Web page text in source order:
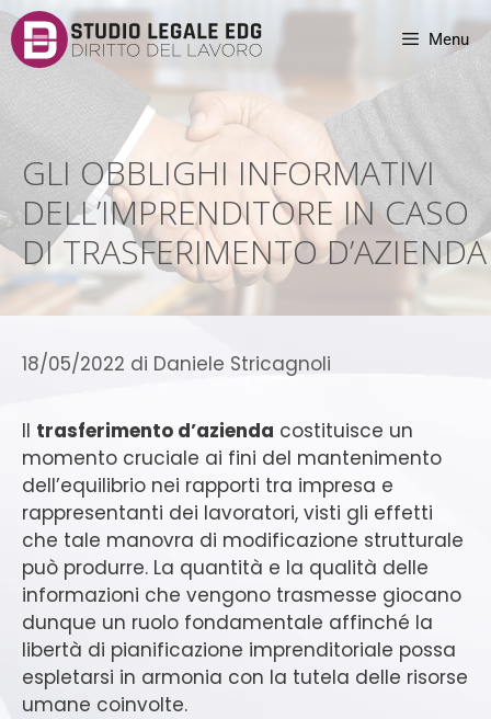
Menu
GLI OBBLIGHI INFORMATIVI
DELL’IMPRENDITORE IN CASO
DI TRASFERIMENTO D’AZIENDA
18/05/2022 di Daniele Stricagnoli
Il trasferimento d’azienda costituisce un
momento cruciale ai fini del mantenimento
dell’equilibrio nei rapporti tra impresa e
rappresentanti dei lavoratori, visti gli effetti
che tale manovra di modificazione strutturale
può produrre. La quantità e la qualità delle
informazioni che vengono trasmesse giocano
dunque un ruolo fondamentale affinché la
libertà di pianificazione imprenditoriale possa
espletarsi in armonia con la tutela delle risorse
umane coinvolte.